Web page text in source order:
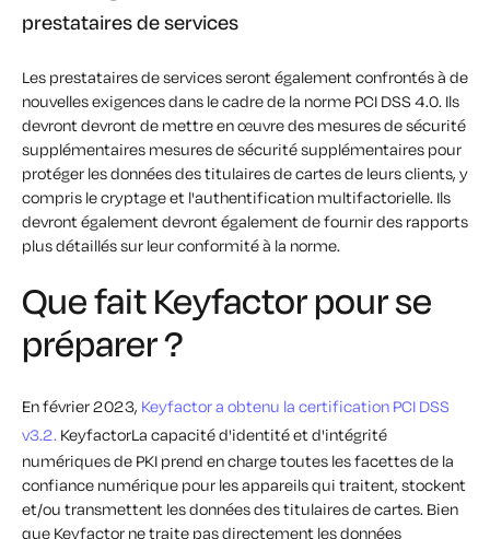
prestataires de services
Les prestataires de services seront également confrontés à de
nouvelles exigences dans le cadre de la norme PCI DSS 4.0. Ils
devront devront de mettre en œuvredes mesures de sécurité
supplémentaires mesures de sécurité supplémentaires pour
protéger les données des titulaires de cartes de leurs clients, y
compris le cryptage et l'authentification multifactorielle. Ils
devront également devront également de fournir des rapports
plus détaillés sur leur conformité à la norme.
Que fait Keyfactor pour se
préparer ?
En février 2023, Keyfactor a obtenu la certification PCI DSS
v3.2. KeyfactorLa capacité d'identité et d'intégrité
numériques de PKI prend en charge toutes les facettes de la
confiance numérique pour les appareils qui traitent, stockent
et/ou transmettent les données des titulaires de cartes. Bien
que Keyfactor ne traite pas directement les données